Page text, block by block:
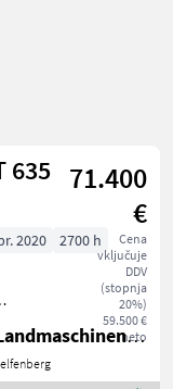
635 71.400
€
Cena
vključuje
DDV
(stopnja
20%)
59.500 €
neto
2020
2700 h
Hofer Landmaschinen Handels GmbH.